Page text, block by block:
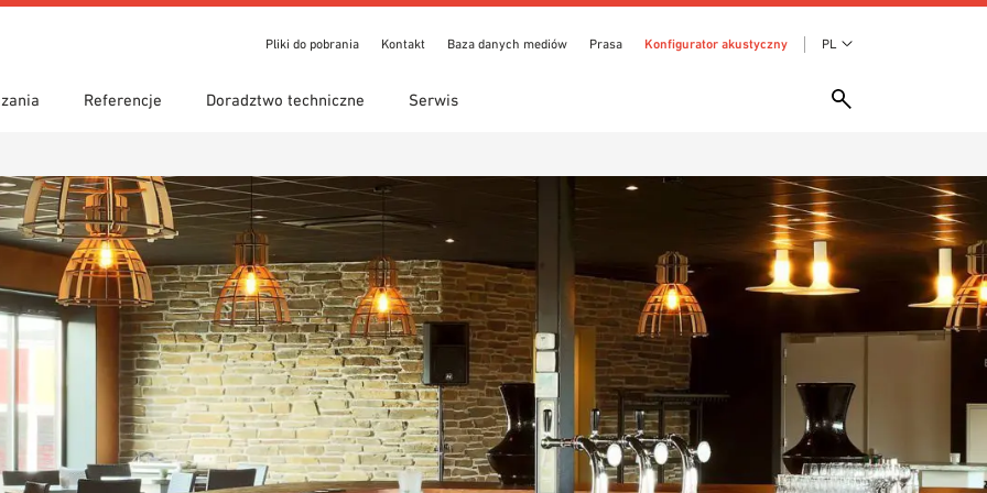
Pliki do pobrania Kontakt Baza danych mediów Prasa Konfigurator akustyczny PL
Lokalizacje
7th Floor
z przewodnikiem Wyszukiwanie techniczne
zastosowania
Referencje Doradztwo techniczne Serwis
pobrania
Deklaracja właściwości
użytkowych (DoP)
BIM/REVIT Wideo